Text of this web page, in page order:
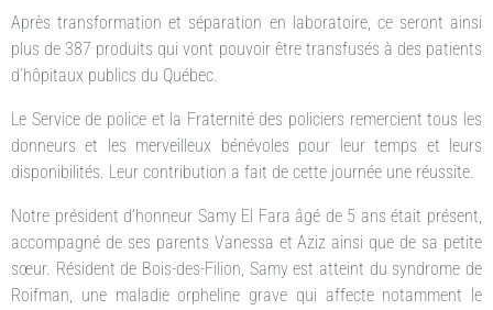
Après transformation et séparation en laboratoire, ce seront ainsi
plus de 387 produits qui vont pouvoir être transfusés à des patients
d’hôpitaux publics du Québec.
Le Service de police et la Fraternité des policiers remercient tous les
donneurs et les merveilleux bénévoles pour leur temps et leurs
disponibilités. Leur contribution a fait de cette journée une réussite.
Notre président d’honneur Samy El Fara âgé de 5 ans était présent,
accompagné de ses parents Vanessa et Aziz ainsi que de sa petite
sœur. Résident de Bois-des-Filion, Samy est atteint du syndrome de
Roifman, une maladie orpheline grave qui affecte notamment le